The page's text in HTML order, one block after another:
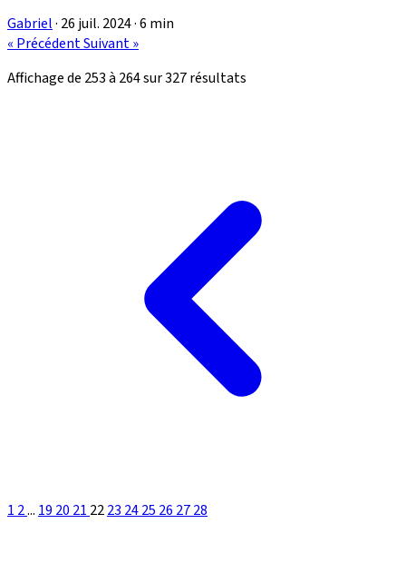
Gabriel· 26 juil. 2024·6 min
« PrécédentSuivant »
Affichage de 253à 264sur327résultats
1 2... 19 20 21 2223 2425 26 2728